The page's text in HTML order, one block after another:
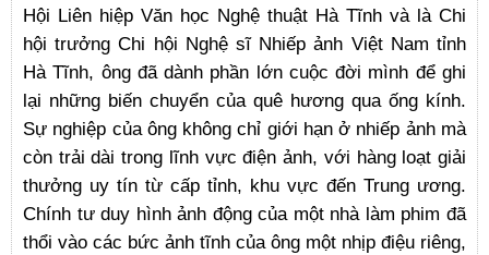
Hội Liên hiệp Văn học Nghệ thuật Hà Tĩnh và là Chi
hội trưởng Chi hội Nghệ sĩ Nhiếp ảnh Việt Nam tỉnh
Hà Tĩnh, ông đã dành phần lớn cuộc đời mình để ghi
lại những biến chuyển của quê hương qua ống kính.
Sự nghiệp của ông không chỉ giới hạn ở nhiếp ảnh mà
còn trải dài trong lĩnh vực điện ảnh, với hàng loạt giải
thưởng uy tín từ cấp tỉnh, khu vực đến Trung ương.
Chính tư duy hình ảnh động của một nhà làm phim đã
thổi vào các bức ảnh tĩnh của ông một nhịp điệu riêng,